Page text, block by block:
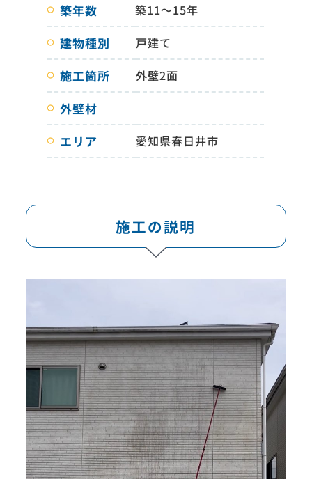
築年数 築11～15年
建物種別 戸建て
施工箇所 外壁2面
外壁材
エリア
愛知県春日井市
施工の説明